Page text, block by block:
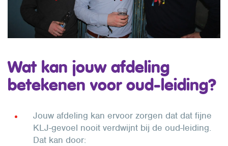
Wat kan jouw afdeling
betekenen voor oud-leiding?
Jouw afdeling kan ervoor zorgen dat dat fijne
KLJ-gevoel nooit verdwijnt bij de oud-leiding.
Dat kan door: